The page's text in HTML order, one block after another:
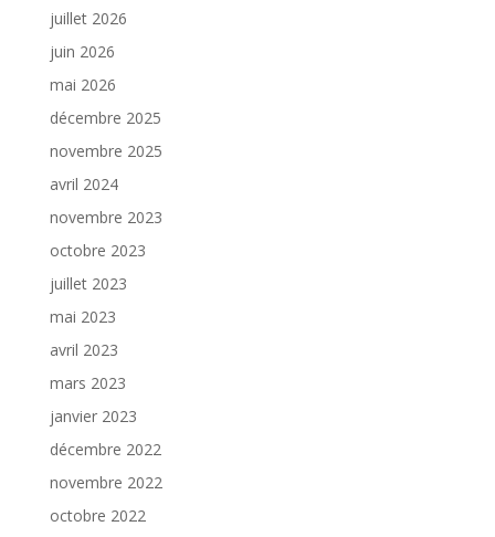
juillet 2026
juin 2026
mai 2026
décembre 2025
novembre 2025
avril 2024
novembre 2023
octobre 2023
juillet 2023
mai 2023
avril 2023
mars 2023
janvier 2023
décembre 2022
novembre 2022
octobre 2022